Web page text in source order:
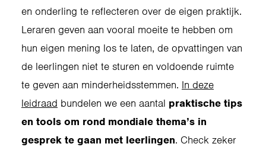
en onderling te reflecteren over de eigen praktijk.
Leraren geven aan vooral moeite te hebben om
hun eigen mening los te laten, de opvattingen van
de leerlingen niet te sturen en voldoende ruimte
te geven aan minderheidsstemmen. In deze
leidraad bundelen we een aantal praktische tips
en tools om rond mondiale thema’s in
gesprek te gaan met leerlingen. Check zeker